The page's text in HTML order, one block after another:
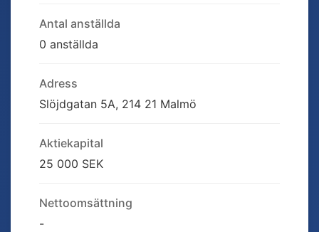
Antal anställda
0 anställda
Adress
Slöjdgatan 5A, 214 21 Malmö
Aktiekapital
25 000 SEK
Nettoomsättning
-